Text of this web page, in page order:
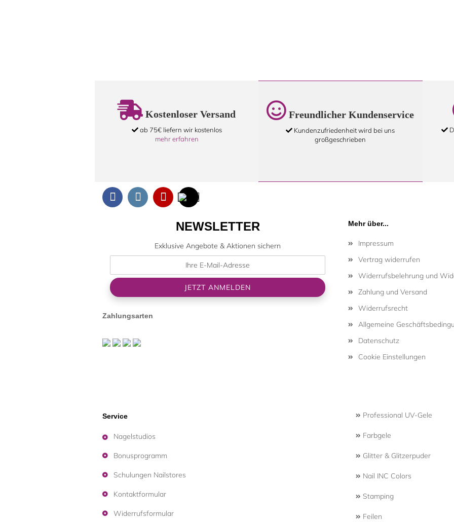
Kostenloser Versand
ab 75€ liefern wir kostenlos
mehr erfahren
Freundlicher Kundenservice
Kundenzufriedenheit wird bei uns
großgeschrieben
NEWSLETTER
Exklusive Angebote & Aktionen sichern
Zahlungsarten
Mehr über...
Impressum
Vertrag widerrufen
Widerrufsbelehrung und
Zahlung und Versand
Widerrufsrecht
Allgemeine
Datenschutz
Cookie Einstellungen
Service
Nagelstudios
Bonusprogramm
Schulungen Nailstores
Kontaktformular
Widerrufsformular
Professional UV-Gele
Farbgele
Glitter & Glitzerpuder
Nail INC Colors
Stamping
Feilen